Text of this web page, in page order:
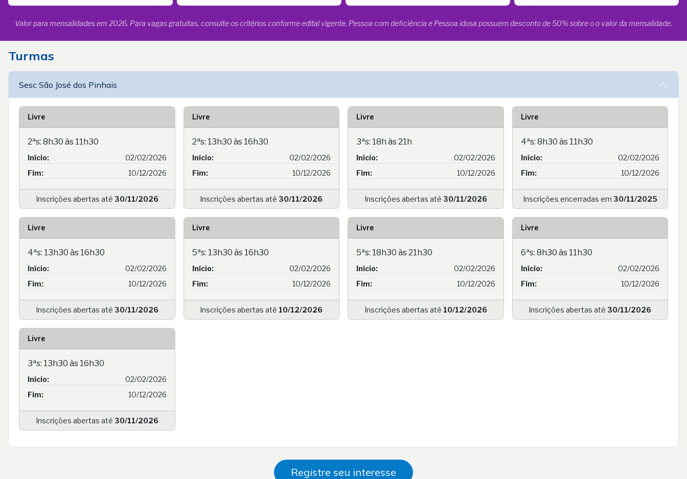
Valor para mensalidades em 2026. Para vagas gratuitas, consulte os critérios conforme edital vigente. Pessoa com deficiência e Pessoa idosa possuem desconto de 50% sobre o o valor da mensalidade.
Turmas
Sesc São José dos Pinhais
Livre
2ªs: 8h30 às 11h30
Início:
02/02/2026
Fim:
10/12/2026
Inscrições abertas até 30/11/2026
Livre
2ªs: 13h30 às 16h30
Início:
02/02/2026
Fim:
10/12/2026
Inscrições abertas até 30/11/2026
Livre
3ªs: 18h às 21h
Início:
02/02/2026
Fim:
10/12/2026
Inscrições abertas até 30/11/2026
Livre
4ªs: 8h30 às 11h30
Início:
02/02/2026
Fim:
10/12/2026
Inscrições encerradas em 30/11/2025
Livre
4ªs: 13h30 às 16h30
Início:
02/02/2026
Fim:
10/12/2026
Inscrições abertas até 30/11/2026
Livre
5ªs: 13h30 às 16h30
Início:
02/02/2026
Fim:
10/12/2026
Inscrições abertas até 10/12/2026
Livre
5ªs: 18h30 às 21h30
Início:
02/02/2026
Fim:
10/12/2026
Inscrições abertas até 10/12/2026
Livre
6ªs: 8h30 às 11h30
Início:
02/02/2026
Fim:
10/12/2026
Inscrições abertas até 30/11/2026
Livre
3ªs: 13h30 às 16h30
Início:
02/02/2026
Fim:
10/12/2026
Inscrições abertas até 30/11/2026
Registre seu interesse